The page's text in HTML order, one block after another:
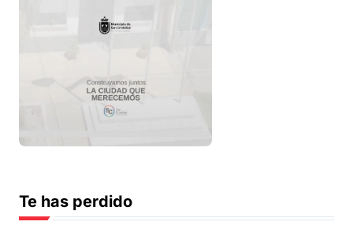
Te has perdido